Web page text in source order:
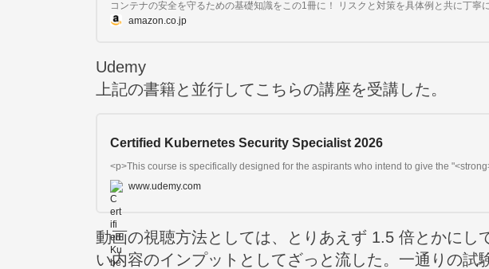
amazon.co.jp
Udemy
上記の書籍と並行してこちらの講座を受講した。
Certified Kubernetes Security Specialist 2026
www.udemy.com
動画の視聴方法としては、とりあえず 1.5 倍とかにし
い内容のインプットとしてざっと流した。一通りの試